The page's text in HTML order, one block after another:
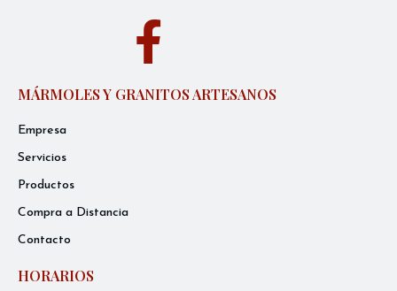
MÁRMOLES Y GRANITOS ARTESANOS
Empresa
Servicios
Productos
Compra a Distancia
Contacto
HORARIOS